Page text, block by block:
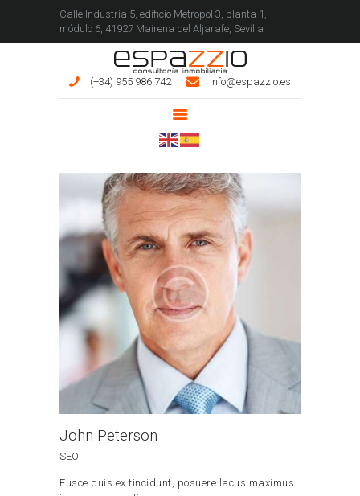
Calle Industria 5, edificio Metropol 3, planta 1,
módulo 6, 41927 Mairena del Aljarafe, Sevilla
(+34) 955 986 742 info@espazzio.es
ESPAZZIO INMOBILIARIA
INICIO
SERVICIOS
CONTACTO
John Peterson
SEO
Fusce quis ex tincidunt, posuere lacus maximus